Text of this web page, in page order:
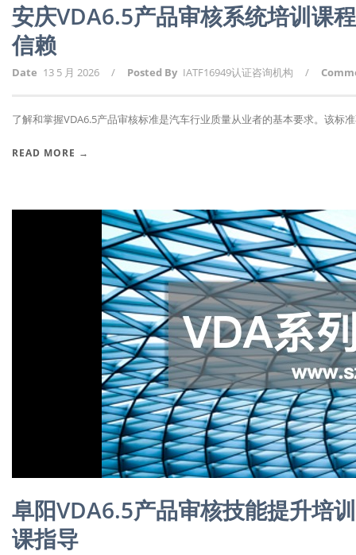
安庆VDA6.5产品审核系统培训课
信赖
Date 13 5 月 2026 / Posted By IATF16949认证咨询机构 /
了解和掌握VDA6.5产品审核标准是汽车行业质量从业者的基本要求。该标
READ MORE →
阜阳VDA6.5产品审核技能提升培
课指导